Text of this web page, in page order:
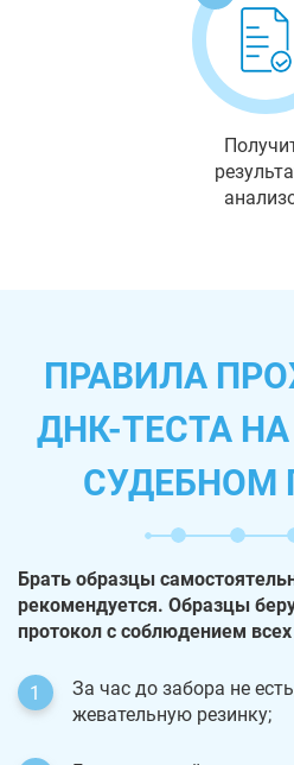
ПРАВИЛА
ДНК-ТЕСТА
СУДЕБНОМ
Брать образцы
рекомендуется. Образцы
протокол с соблюдением
За час до забора не
жевательную резинку;